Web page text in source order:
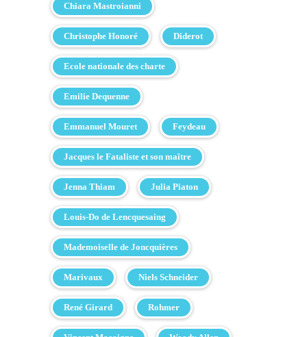
Chiara Mastroianni
Christophe Honoré Diderot
Ecole nationale des charte
Emilie Dequenne
Emmanuel Mouret Feydeau
Jacques le Fataliste et son maître
Jenna Thiam Julia Piaton
Louis-Do de Lencquesaing
Mademoiselle de Joncquières
Marivaux Niels Schneider
René Girard Rohmer